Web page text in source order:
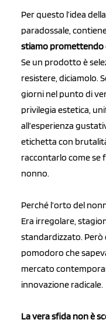
Per questo l’idea
paradossale,
stiamo promettendo
Se un prodotto è
resistere, diciamolo.
giorni nel punto di
privilegia estetica,
all’esperienza
etichetta con
raccontarlo come se
nonno.
Perché l’orto del
Era irregolare,
standardizzato.
pomodoro che
mercato
innovazione radicale.
La vera sfida non è